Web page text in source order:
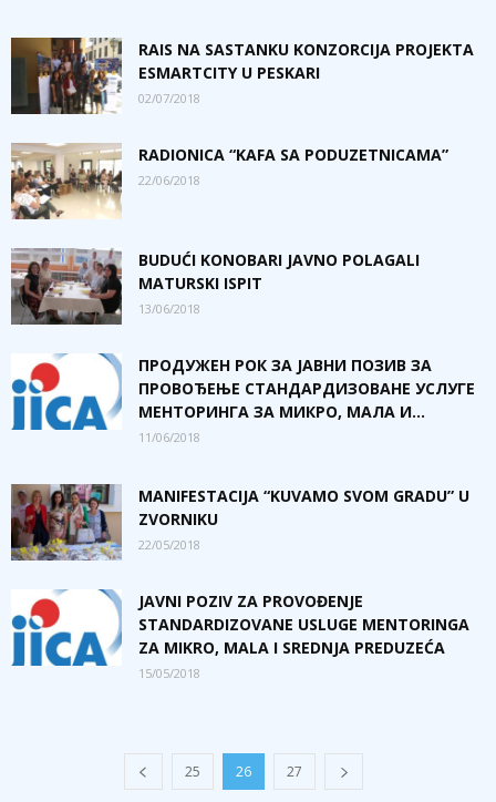
RAIS NA SASTANKU KONZORCIJA PROJEKTA
ESMARTCITY U PESKARI
02/07/2018
RADIONICA “KAFA SA PODUZETNICAMA”
22/06/2018
BUDUĆI KONOBARI JAVNO POLAGALI
MATURSKI ISPIT
13/06/2018
ПРОДУЖЕН РОК ЗА ЈАВНИ ПОЗИВ ЗА
ПРОВОЂЕЊЕ СТАНДАРДИЗОВАНЕ УСЛУГЕ
МЕНТОРИНГА ЗА МИКРО, МАЛА И...
11/06/2018
MANIFESTACIJA “KUVAMO SVOM GRADU” U
ZVORNIKU
22/05/2018
JAVNI POZIV ZA PROVOĐENJE
STANDARDIZOVANE USLUGE MENTORINGA
ZA MIKRO, MALA I SREDNJA PREDUZEĆA
15/05/2018
25 26 27